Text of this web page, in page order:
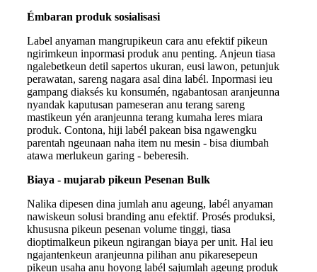
Émbaran produk sosialisasi
Label anyaman mangrupikeun cara anu efektif pikeun
ngirimkeun inpormasi produk anu penting. Anjeun tiasa
ngalebetkeun detil sapertos ukuran, eusi lawon, petunjuk
perawatan, sareng nagara asal dina labél. Inpormasi ieu
gampang diaksés ku konsumén, ngabantosan aranjeunna
nyandak kaputusan pameseran anu terang sareng
mastikeun yén aranjeunna terang kumaha leres miara
produk. Contona, hiji labél pakean bisa ngawengku
parentah ngeunaan naha item nu mesin - bisa diumbah
atawa merlukeun garing - beberesih.
Biaya - mujarab pikeun Pesenan Bulk
Nalika dipesen dina jumlah anu ageung, labél anyaman
nawiskeun solusi branding anu efektif. Prosés produksi,
khususna pikeun pesenan volume tinggi, tiasa
dioptimalkeun pikeun ngirangan biaya per unit. Hal ieu
ngajantenkeun aranjeunna pilihan anu pikaresepeun
pikeun usaha anu hoyong labél sajumlah ageung produk